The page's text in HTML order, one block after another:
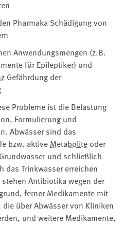
Pharmaka Schädigung von
Anwendungsmengen (z.B.
für Epileptiker) und
Gefährdung der
Probleme ist die Belastung
Formulierung und
Abwässer sind das
bzw. aktive Metabolite oder
und schließlich
das Trinkwasser erreichen
Antibiotika wegen der
ferner Medikamente mit
über Abwässer von Kliniken
und weitere Medikamente,